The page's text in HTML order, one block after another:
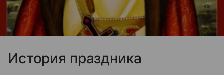
История праздника